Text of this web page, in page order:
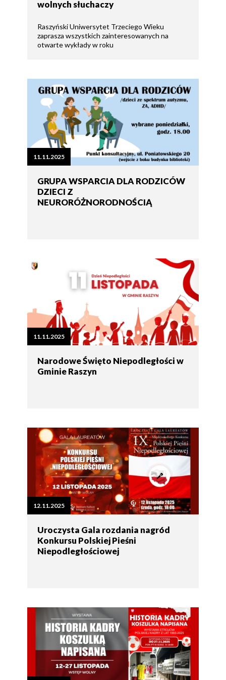
wolnych słuchaczy
Raszyński Uniwersytet Trzeciego Wieku
zaprasza wszystkich zainteresowanych na
otwarte wykłady w roku
11.11.2025
GRUPA WSPARCIA DLA RODZICÓW
DZIECI Z
NEURORÓŻNORODNOŚCIĄ
11.11.2025
Narodowe Święto Niepodległości w
Gminie Raszyn
12.11.2025
Uroczysta Gala rozdania nagród
Konkursu Polskiej Pieśni
Niepodległościowej